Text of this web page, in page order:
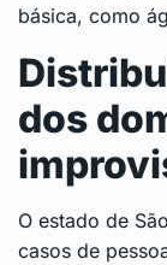
básica, como
dos
O estado de
casos de